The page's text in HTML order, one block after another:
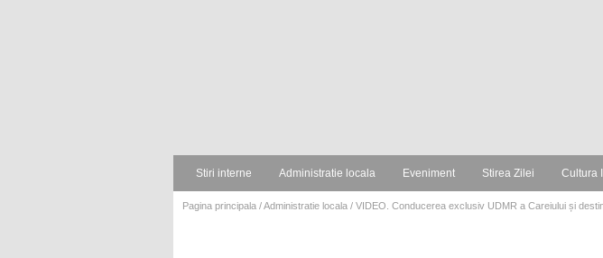
Stiri interne Administratie locala Eveniment Stirea Zilei Cultura
Pagina principala /Administratie locala / VIDEO. Conducerea exclusiv UDMR a Careiului și